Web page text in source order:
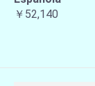
￥52,140